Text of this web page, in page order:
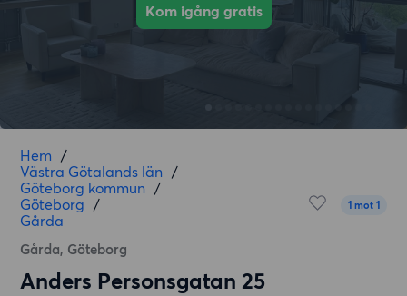
Kom igång gratis
Hem /
Västra Götalands län /
Göteborg kommun /
Göteborg /
Gårda
Gårda, Göteborg
1 mot 1
Anders Personsgatan 25